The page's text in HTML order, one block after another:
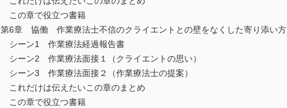
この章で役立つ書籍
第6章 協働 作業療法士不信のクライエントとの壁をなくした寄り添い方
シーン1 作業療法経過報告書
シーン2 作業療法面接１（クライエントの思い）
シーン3 作業療法面接２（作業療法士の提案）
これだけは伝えたいこの章のまとめ
この章で役立つ書籍